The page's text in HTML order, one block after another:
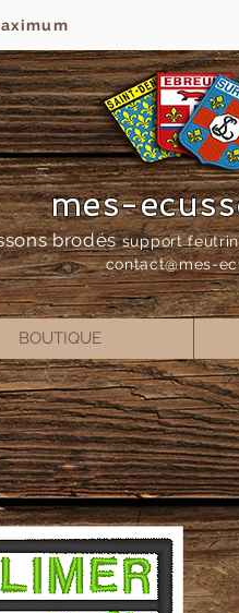
mes-
brodés support
contact@mes-
BOUTIQUE